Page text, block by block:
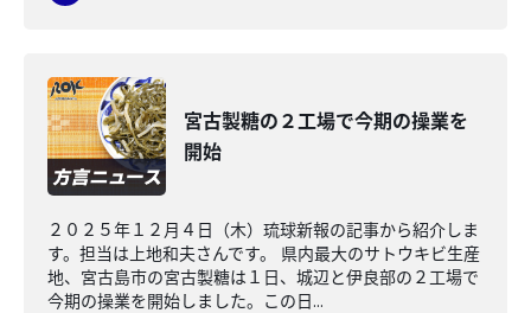
宮古製糖の２工場で今期の操業を
開始
２０２５年１２月４日（木）琉球新報の記事から紹介しま
す。担当は上地和夫さんです。 県内最大のサトウキビ生産
地、宮古島市の宮古製糖は１日、城辺と伊良部の２工場で
今期の操業を開始しました。この日...